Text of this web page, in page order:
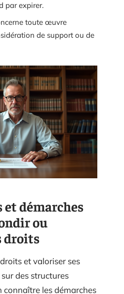
par expirer.
toute œuvre
de support ou de
et démarches
ou
droits
et valoriser ses
des structures
connaître les démarches